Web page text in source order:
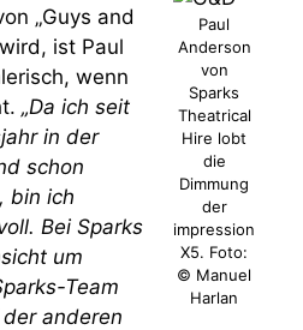
Paul
Anderson
von
Sparks
Theatrical
Hire lobt
die
Dimmung
der
impression
X5. Foto:
© Manuel
Harlan
„Guys and
ist Paul
wenn
„Da ich seit
in der
schon
bin ich
Bei Sparks
um
Team
anderen